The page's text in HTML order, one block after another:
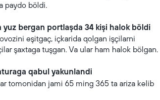
paydo böldi.
bergan portlaşda 34 kişi halok böldi
eşitgaç, içkarida qolgan işçilarni
şaxtaga tuşgan. Va ular ham halok bölgan.
qabul yakunlandi
tomonidan jami 65 ming 365 ta ariza kelib